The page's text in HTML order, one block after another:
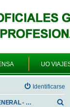
UO
Identificarse
FORO GENERAL - SONRIA, POR FAVOR